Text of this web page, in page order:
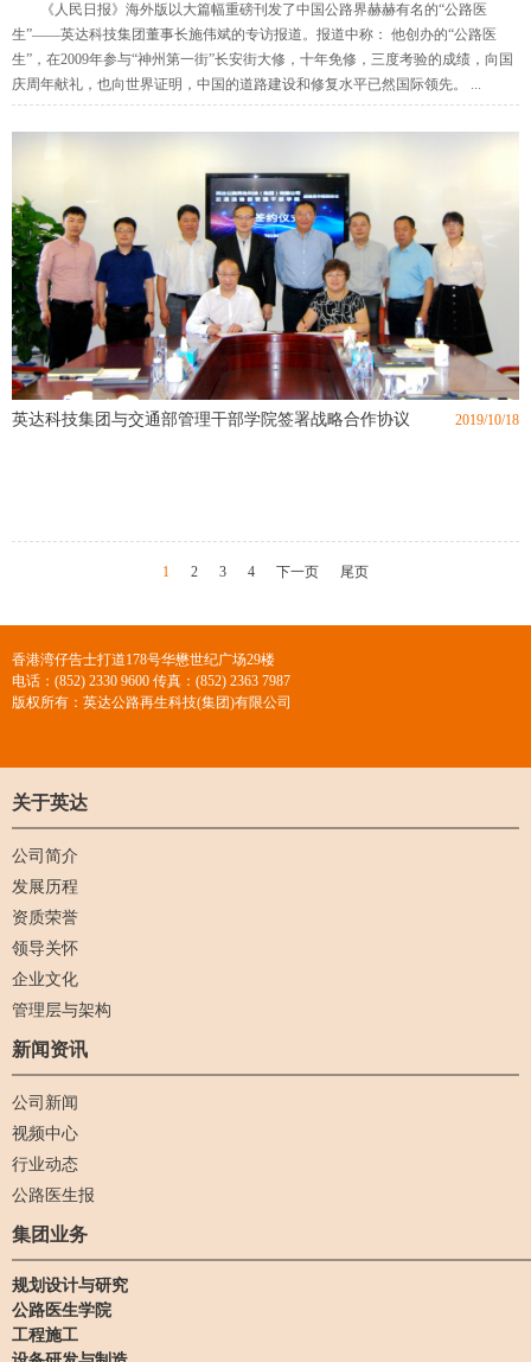
《人民日报》海外版以大篇幅重磅刊发了中国公路界赫赫有名的“公路医
生”——英达科技集团董事长施伟斌的专访报道。报道中称： 他创办的“公路医
生”，在2009年参与“神州第一街”长安街大修，十年免修，三度考验的成绩，向国
庆周年献礼，也向世界证明，中国的道路建设和修复水平已然国际领先。 ...
2019/10/18
英达科技集团与交通部管理干部学院签署战略合作协议
1 2 3 4 下一页 尾页
香港湾仔告士打道178号华懋世纪广场29楼
电话：(852) 2330 9600 传真：(852) 2363 7987
版权所有：英达公路再生科技(集团)有限公司
关于英达
公司简介
发展历程
资质荣誉
领导关怀
企业文化
管理层与架构
新闻资讯
公司新闻
视频中心
行业动态
公路医生报
集团业务
规划设计与研究
公路医生学院
工程施工